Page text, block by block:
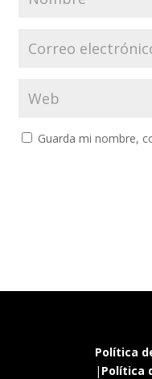
Guarda mi nombre,
Política
| Política